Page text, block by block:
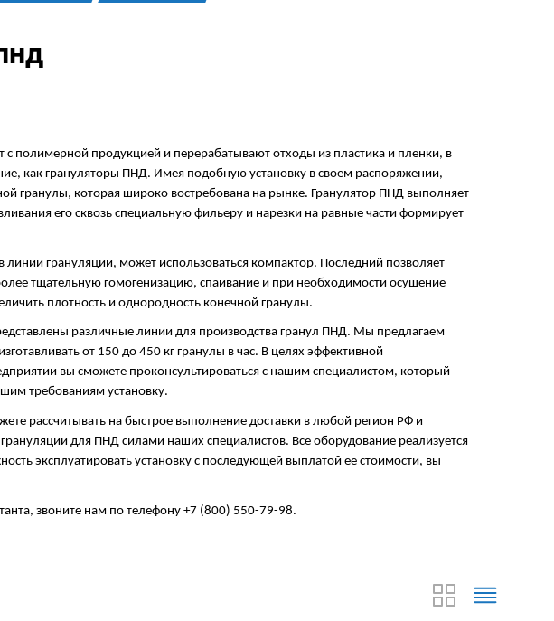
полимерной продукцией и перерабатывают отходы из пластика и пленки, в
как грануляторы ПНД. Имея подобную установку в своем распоряжении,
гранулы, которая широко востребована на рынке. Гранулятор ПНД выполняет
его сквозь специальную фильеру и нарезки на равные части формирует
линии грануляции, может использоваться компактор. Последний позволяет
тщательную гомогенизацию, спаивание и при необходимости осушение
плотность и однородность конечной гранулы.
различные линии для производства гранул ПНД. Мы предлагаем
от 150 до 450 кг гранулы в час. В целях эффективной
вы сможете проконсультироваться с нашим специалистом, который
требованиям установку.
рассчитывать на быстрое выполнение доставки в любой регион РФ и
для ПНД силами наших специалистов. Все оборудование реализуется
эксплуатировать установку с последующей выплатой ее стоимости, вы
звоните нам по телефону +7 (800) 550-79-98.